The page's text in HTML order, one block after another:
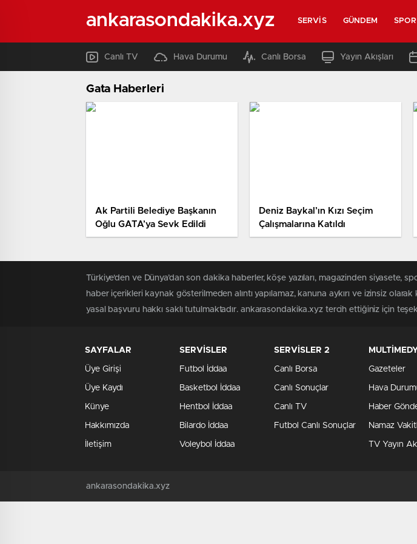
ankarasondakika.xyz SERVIS GÜNDEM SPOR
Canlı TV Hava Durumu Canlı Borsa Yayın Akışları
Gata Haberleri
Ak Partili Belediye Başkanın
Oğlu GATA’ya Sevk Edildi
Deniz Baykal’ın Kızı Seçim
Çalışmalarına Katıldı
Türkiye'den ve Dünya’dan son dakika haberler, köşe yazıları, magazinden
haber içerikleri kaynak gösterilmeden alıntı yapılamaz, kanuna aykırı ve izinsiz
yasal başvuru hakkı saklı tutulmaktadır. ankarasondakika.xyz tercih ettiğiniz için
SAYFALAR
Üye Girişi
Üye Kaydı
Künye
Hakkımızda
İletişim
SERVİSLER
Futbol İddaa
Basketbol İddaa
Hentbol İddaa
Bilardo İddaa
Voleybol İddaa
SERVİSLER 2
Canlı Borsa
Canlı Sonuçlar
Canlı TV
Futbol Canlı Sonuçlar
Gazeteler
Hava
Haber
Namaz
TV Yayın
ankarasondakika.xyz